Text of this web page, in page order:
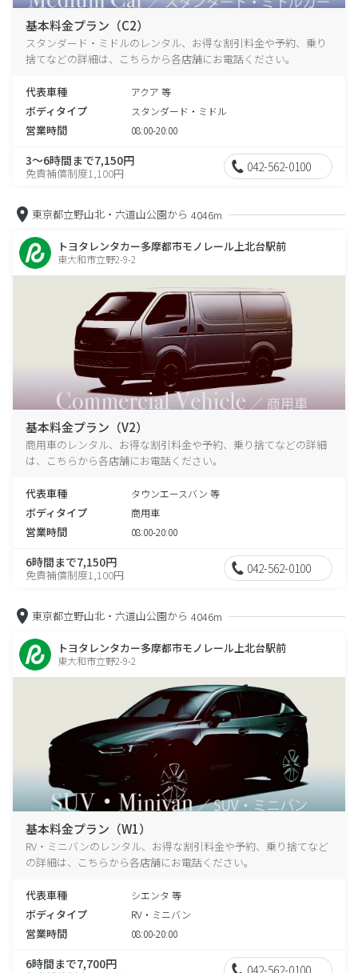
基本料金プラン（C2）
スタンダード・ミドルのレンタル、お得な割引料金や予約、乗り
捨てなどの詳細は、こちらから各店舗にお電話ください。
代表車種 アクア 等
ボディタイプ スタンダード・ミドル
営業時間 08:00-20:00
3～6時間まで7,150円
免責補償制度1,100円 042-562-0100
東京都立野山北・六道山公園から 4046m
トヨタレンタカー多摩都市モノレール上北台駅前
東大和市立野2-9-2
基本料金プラン（V2）
商用車のレンタル、お得な割引料金や予約、乗り捨てなどの詳細
は、こちらから各店舗にお電話ください。
代表車種 タウンエースバン 等
ボディタイプ 商用車
営業時間 08:00-20:00
6時間まで7,150円
免責補償制度1,100円 042-562-0100
東京都立野山北・六道山公園から 4046m
トヨタレンタカー多摩都市モノレール上北台駅前
東大和市立野2-9-2
基本料金プラン（W1）
RV・ミニバンのレンタル、お得な割引料金や予約、乗り捨てなど
の詳細は、こちらから各店舗にお電話ください。
代表車種 シエンタ 等
ボディタイプ RV・ミニバン
営業時間 08:00-20:00
6時間まで7,700円 042-562-0100